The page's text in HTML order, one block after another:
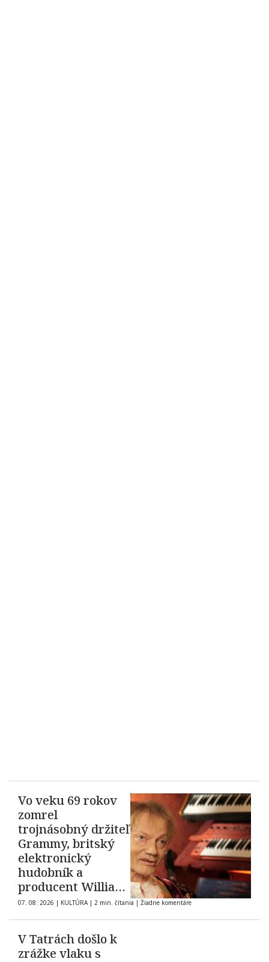
Vo veku 69 rokov
zomrel
trojnásobný držiteľ
Grammy, britský
elektronický
hudobník a
producent William
Orbit
07. 08. 2026 | KULTÚRA | 2 min. čítania | Žiadne komentáre
V Tatrách došlo k
zrážke vlaku s